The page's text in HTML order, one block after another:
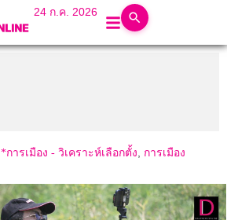
24 ก.ค. 2026
*การเมือง - วิเคราะห์เลือกตั้ง, การเมือง